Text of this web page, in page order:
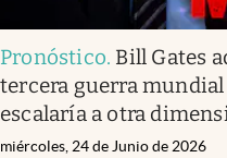
Pronóstico. Bill Gates
tercera guerra
escalaría a otra
miércoles, 24 de Junio de 2026